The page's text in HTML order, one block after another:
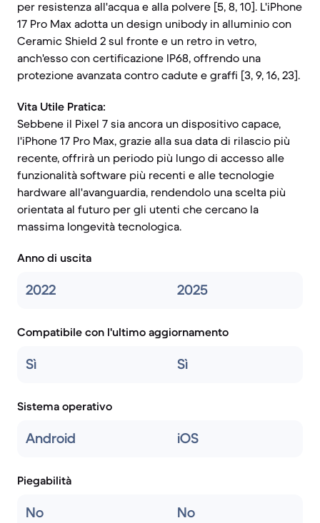
per resistenza all'acqua e alla polvere [5, 8, 10]. L'iPhone
17 Pro Max adotta un design unibody in alluminio con
Ceramic Shield 2 sul fronte e un retro in vetro,
anch'esso con certificazione IP68, offrendo una
protezione avanzata contro cadute e graffi [3, 9, 16, 23].
Vita Utile Pratica:
Sebbene il Pixel 7 sia ancora un dispositivo capace,
l'iPhone 17 Pro Max, grazie alla sua data di rilascio più
recente, offrirà un periodo più lungo di accesso alle
funzionalità software più recenti e alle tecnologie
hardware all'avanguardia, rendendolo una scelta più
orientata al futuro per gli utenti che cercano la
massima longevità tecnologica.
Anno di uscita
2022 2025
Compatibile con l'ultimo aggiornamento
Sì Sì
Sistema operativo
Android iOS
Piegabilità
No No